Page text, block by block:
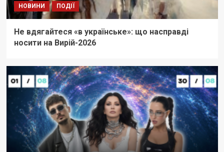
НОВИНИ ПОДІЇ
Не вдягайтеся «в українське»: що насправді
носити на Вирій-2026